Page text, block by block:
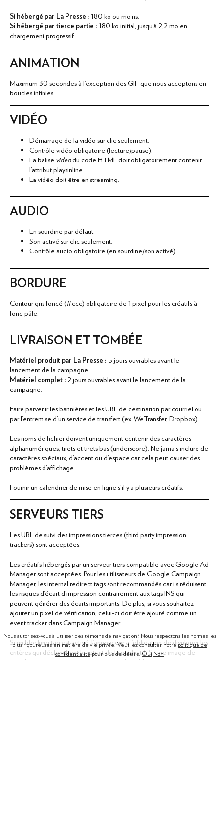
EXPERTISE
RESSOURCES
CRÉATION
ANNONCER
English
Si hébergé par La Presse : 180 ko ou moins.
Si hébergé par tierce partie : 180 ko initial, jusqu'à 2,2 mo en
chargement progressif.
ANIMATION
Maximum 30 secondes à l'exception des GIF que nous acceptons en
boucles infinies.
VIDÉO
Démarrage de la vidéo sur clic seulement.
Contrôle vidéo obligatoire (lecture/pause).
La balise videodu code HTML doit obligatoirement contenir
l'attribut playsinline.
La vidéo doit être en streaming.
AUDIO
En sourdine par défaut.
Son activé sur clic seulement.
Contrôle audio obligatoire (en sourdine/son activé).
BORDURE
Contour gris foncé (#ccc) obligatoire de 1 pixel pour les créatifs à
fond pâle.
LIVRAISON ET TOMBÉE
Matériel produit par La Presse : 5 jours ouvrables avant le
lancement de la campagne.
Matériel complet : 2 jours ouvrables avant le lancement de la
campagne.
Faire parvenir les bannières et les URL de destination par courriel ou
par l'entremise d'un service de transfert (ex: WeTransfer, Dropbox).
Les noms de fichier doivent uniquement contenir des caractères
alphanumériques, tirets et tirets bas (underscore). Ne jamais inclure de
caractères spéciaux, d'accent ou d'espace car cela peut causer des
problèmes d'affichage.
Fournir un calendrier de mise en ligne s'il y a plusieurs créatifs.
SERVEURS TIERS
Les URL de suivi des impressions tierces (third party impression
trackers) sont acceptées.
Les créatifs hébergés par un serveur tiers compatible avec Google Ad
Manager sont acceptées. Pour les utilisateurs de Google Campaign
Manager, les internal redirect tags sont recommandés car ils réduisent
les risques d'écart d'impression contrairement aux tags INS qui
peuvent générer des écarts importants. De plus, si vous souhaitez
ajouter un pixel de vérification, celui-ci doit être ajouté comme un
event tracker dans Campaign Manager.
Si un blocking tag est activé, l'annonceur a l'obligation de divulguer les
critères qui déclenchent le retrait de la publicité. Si une image de
remplacement est prévue, son contenu doit obligatoirement être en
Nous autorisez-vous à utiliser des témoins de navigation? Nous respectons les normes les
plus rigoureuses en matière de vie privée. Veuillez consulter notrepolitique de
confidentialitépour plus de détails.Oui Non